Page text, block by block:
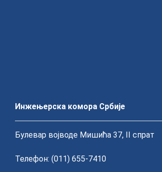
Инжењерска комора Србије
Булевар војводе Мишића 37, II спрат
Телефон: (011) 655-7410